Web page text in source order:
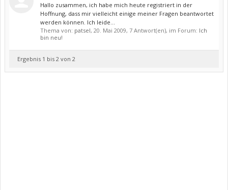
Hallo zusammen, ich habe mich heute registriert in der
Hoffnung, dass mir vielleicht einige meiner Fragen beantwortet
werden können. Ich leide...
Thema von: patsel, 20. Mai 2009, 7 Antwort(en), im Forum: Ich
bin neu!
Ergebnis 1 bis 2 von 2